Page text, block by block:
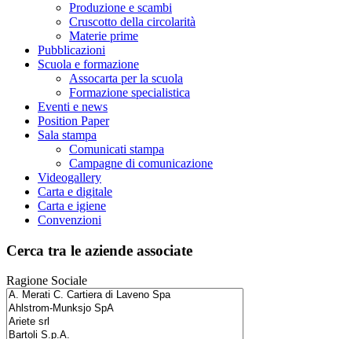
Produzione e scambi
Cruscotto della circolarità
Materie prime
Pubblicazioni
Scuola e formazione
Assocarta per la scuola
Formazione specialistica
Eventi e news
Position Paper
Sala stampa
Comunicati stampa
Campagne di comunicazione
Videogallery
Carta e digitale
Carta e igiene
Convenzioni
Cerca tra le aziende associate
Ragione Sociale